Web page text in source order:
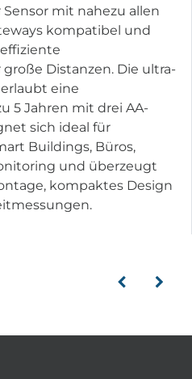
Sensor mit nahezu allen
kompatibel und
Distanzen. Die ultra-
eine
5 Jahren mit drei AA-
sich ideal für
Buildings, Büros,
und überzeugt
kompaktes Design